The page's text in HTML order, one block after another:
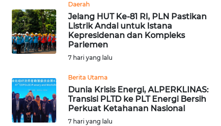
Daerah
Jelang HUT Ke-81 RI, PLN Pastikan
Listrik Andal untuk Istana
Kepresidenan dan Kompleks
Parlemen
7 hari yang lalu
Berita Utama
Dunia Krisis Energi, ALPERKLINAS:
Transisi PLTD ke PLT Energi Bersih
Perkuat Ketahanan Nasional
7 hari yang lalu
WN
SULSEL
WN
GORONTALO
WN
SULUT
WN